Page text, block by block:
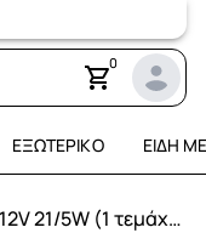
0
ΕΞΩΤΕΡΙΚΌ ΕΊΔΗ
Λάμπα M-TECH T20 Χωρίς Κάλυκα 12V 21/5W (1 τεμάχιο)